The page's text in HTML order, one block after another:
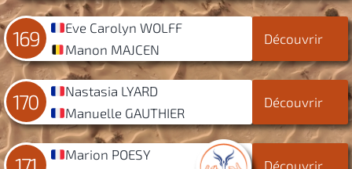
169
Eve Carolyn WOLFF
Manon MAJCEN
Découvrir
170
Nastasia LYARD
Manuelle GAUTHIER
Découvrir
Marion POESY
Découvrir